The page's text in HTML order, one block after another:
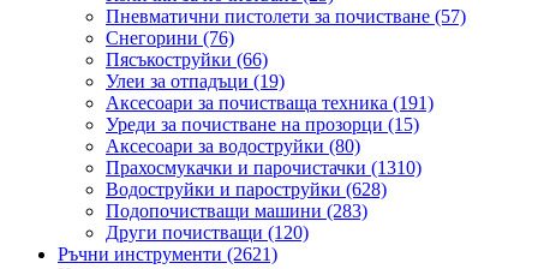
Пневматични пистолети за почистване (57)
Снегорини (76)
Пясъкоструйки (66)
Улеи за отпадъци (19)
Аксесоари за почистваща техника (191)
Уреди за почистване на прозорци (15)
Аксесоари за водоструйки (80)
Прахосмукачки и парочистачки (1310)
Водоструйки и пароструйки (628)
Подопочистващи машини (283)
Други почистващи (120)
Ръчни инструменти (2621)